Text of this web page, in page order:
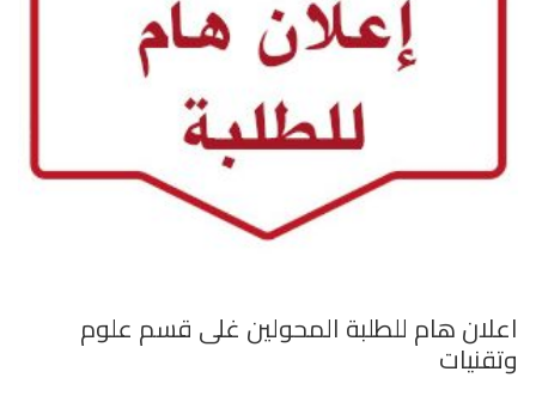
اعلان هام للطلبة المحولين غلى قسم علوم
وتقنيات